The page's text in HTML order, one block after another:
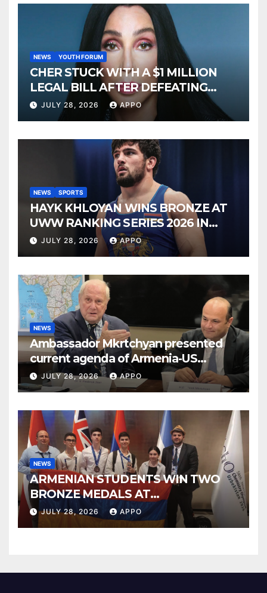
NEWS YOUTH FORUM
CHER STUCK WITH A $1 MILLION
LEGAL BILL AFTER DEFEATING
SONNY BONO’S WIDOW
JULY 28, 2026 APPO
NEWS SPORTS
HAYK KHLOYAN WINS BRONZE AT
UWW RANKING SERIES 2026 IN
BUDAPEST
JULY 28, 2026 APPO
NEWS
Ambassador Mkrtchyan presented
current agenda of Armenia-US
relations at American Foreign Policy
Council
JULY 28, 2026 APPO
NEWS
ARMENIAN STUDENTS WIN TWO
BRONZE MEDALS AT
INTERNATIONAL CHEMISTRY
OLYMPIAD
JULY 28, 2026 APPO